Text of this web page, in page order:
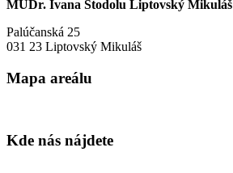
MUDr. Ivana Stodolu Liptovský Mikuláš
Palúčanská 25
031 23 Liptovský Mikuláš
Mapa areálu
Kde nás nájdete